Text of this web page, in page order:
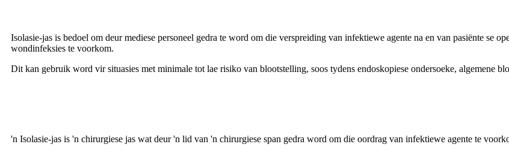
Isolasie-jas is bedoel om deur mediese personeel gedra te word om die verspreiding van infektiewe agente na en van pasiënte se
wondinfeksies te voorkom.
Dit kan gebruik word vir situasies met minimale tot lae risiko van blootstelling, soos tydens endoskopiese ondersoeke, algemene
'n Isolasie-jas is 'n chirurgiese jas wat deur 'n lid van 'n chirurgiese span gedra word om die oordrag van infektiewe agente te